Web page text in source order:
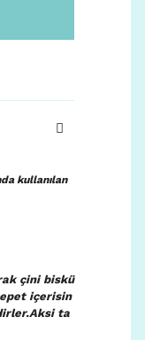
kullanılan
çini biskü
içerisin
ta